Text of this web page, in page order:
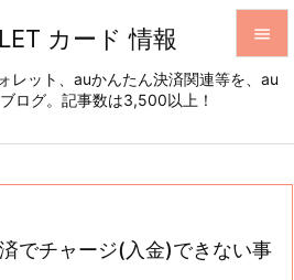
カード 情報
レット、auかんたん決済関連等を、au
ログ。記事数は3,500以上！




でチャージ(入金)できない事